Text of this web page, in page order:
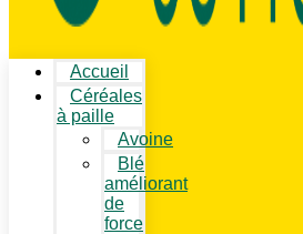
Accueil
Céréales
à paille
Avoine
Blé
améliorant
de
force